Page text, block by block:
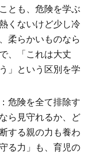
とも、危険を学ぶ
くないけど少し冷
柔らかいものなら
、「これは大丈
」という区別を学
危険を全て排除す
ら見守れるか、ど
する親の力も養わ
る力」も、育児の